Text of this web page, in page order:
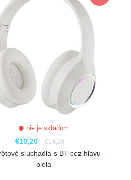
nie je skladom
€10,20 €14,20
slúchadlá s BT cez hlavu -
biela